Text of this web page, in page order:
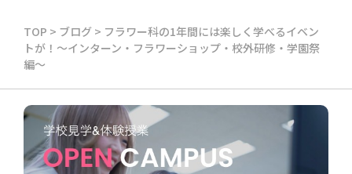
TOP > ブログ > フラワー科の1年間には楽しく学べるイベン
トが！～インターン・フラワーショップ・校外研修・学園祭
編～